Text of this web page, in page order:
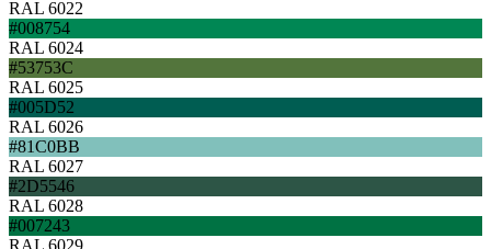
RAL 6022
#008754
RAL 6024
#53753C
RAL 6025
#005D52
RAL 6026
#81C0BB
RAL 6027
#2D5546
RAL 6028
#007243
RAL 6029